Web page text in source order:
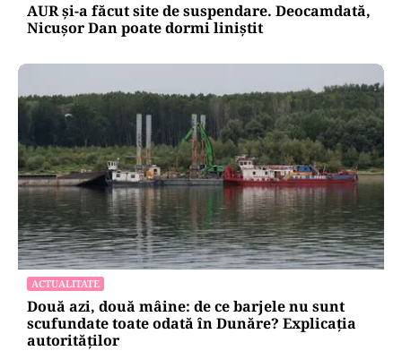
AUR și-a făcut site de suspendare. Deocamdată,
Nicușor Dan poate dormi liniștit
ACTUALITATE
Două azi, două mâine: de ce barjele nu sunt
scufundate toate odată în Dunăre? Explicația
autorităților